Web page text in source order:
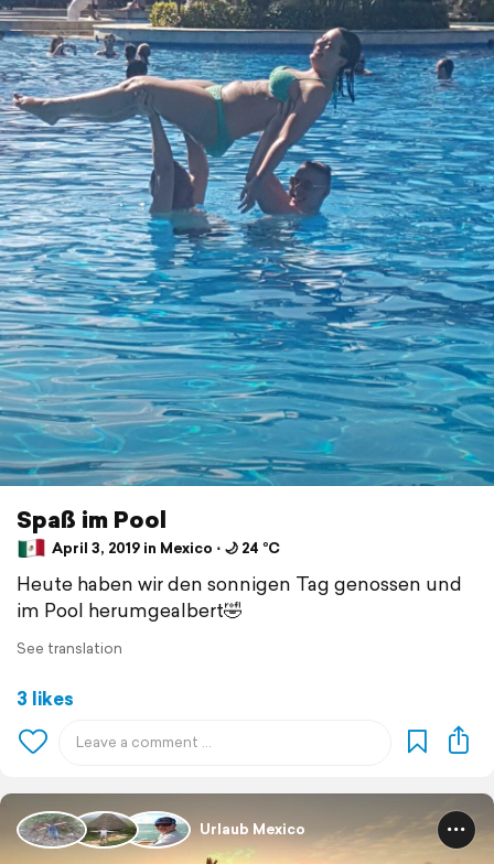
Spaß im Pool
April 3, 2019 in Mexico ⋅ 🌙 24 °C
Heute haben wir den sonnigen Tag genossen und
im Pool herumgealbert🤣
See translation
3 likes
Urlaub Mexico